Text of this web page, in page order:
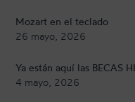
Mozart en el teclado
26 mayo, 2026
Ya están aquí las BECAS
4 mayo, 2026